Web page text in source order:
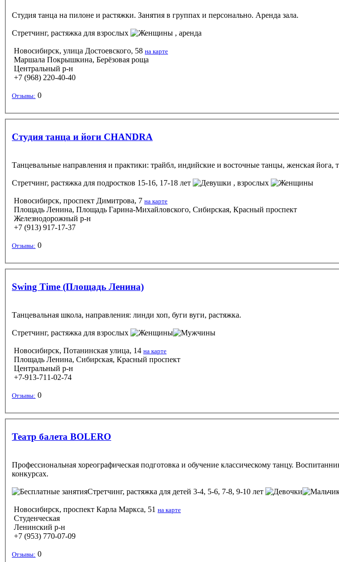
Студия танца на пилоне и растяжки. Занятия в группах и персонально. Аренда зала.
Стретчинг, растяжка для взрослых , аренда
Новосибирск, улица Достоевского, 58 на карте
Маршала Покрышкина, Берёзовая роща
Центральный р-н
+7 (968) 220-40-40
Отзывы: 0
Студия танца и йоги CHANDRA
Танцевальные направления и практики: трайбл, индийские и восточные танцы, женская йога,
Стретчинг, растяжка для подростков 15-16, 17-18 лет , взрослых
Новосибирск, проспект Димитрова, 7 на карте
Площадь Ленина, Площадь Гарина-Михайловского, Сибирская, Красный проспект
Железнодорожный р-н
+7 (913) 917-17-37
Отзывы: 0
Swing Time (Площадь Ленина)
Танцевальная школа, направления: линди хоп, буги вуги, растяжка.
Стретчинг, растяжка для взрослых
Новосибирск, Потанинская улица, 14 на карте
Площадь Ленина, Сибирская, Красный проспект
Центральный р-н
+7-913-711-02-74
Отзывы: 0
Театр балета BOLERO
Профессиональная хореографическая подготовка и обучение классическому танцу.
конкурсах.
Стретчинг, растяжка для детей 3-4, 5-6, 7-8, 9-10 лет
Новосибирск, проспект Карла Маркса, 51 на карте
Студенческая
Ленинский р-н
+7 (953) 770-07-09
Отзывы: 0